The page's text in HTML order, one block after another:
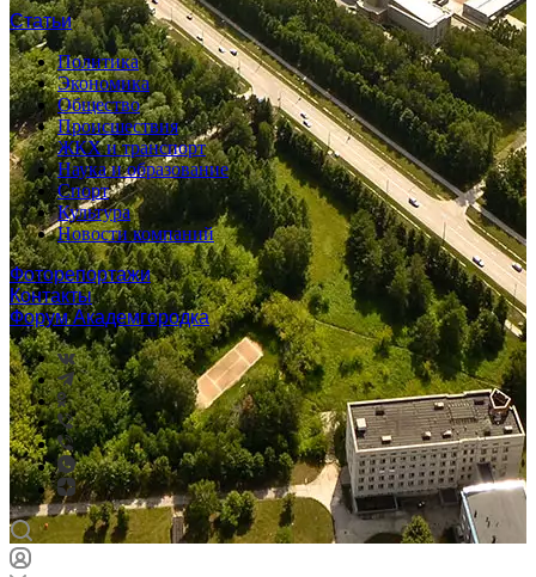
Статьи
Политика
Экономика
Общество
Происшествия
ЖКХ и транспорт
Наука и образование
Спорт
Культура
Новости компаний
Фоторепортажи
Контакты
Форум Академгородка